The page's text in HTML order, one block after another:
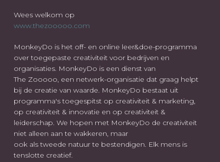
Wees welkom op
www.thezooooo.com
MonkeyDo is het off- en online leer&doe-programma
over toegepaste creativiteit voor bedrijven en
organisaties. MonkeyDo is een dienst van
The Zooooo, een netwerk-organisatie dat graag helpt
bij de creatie van waarde. MonkeyDo bestaat uit
programma's toegespitst op creativiteit & marketing,
op creativiteit & innovatie en op creativiteit &
leiderschap. We hopen met MonkeyDo de creativiteit
niet alleen aan te wakkeren, maar
ook als tweede natuur te bestendigen. Elk mens is
tenslotte creatief.